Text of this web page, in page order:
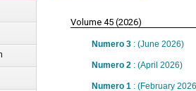
Volume 45 (2026)
Numero 3 : (June 2026)
Numero 2 : (April 2026)
Numero 1 : (February